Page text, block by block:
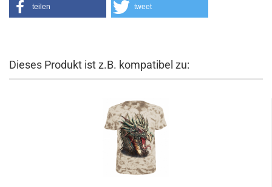
teilen tweet
Dieses Produkt ist z.B. kompatibel zu: